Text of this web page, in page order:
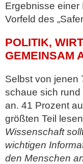
Ergebnisse
Vorfeld des
POLITIK,
GEMEINSAM
Selbst von jenen
schaue sich rund
an. 41 Prozent
größten Teil
Wissenschaft
wichtigen
den Menschen